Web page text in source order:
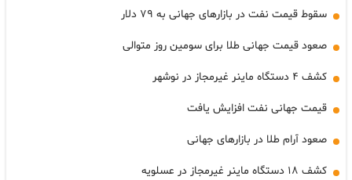
سقوط قیمت نفت در بازارهای جهانی به ۷۹ دلار
صعود قیمت جهانی طلا برای سومین روز متوالی
کشف ۴ دستگاه ماینر غیرمجاز در نوشهر
قیمت جهانی نفت افزایش یافت
صعود آرام طلا در بازارهای جهانی
کشف ۱۸ دستگاه ماینر غیرمجاز در عسلویه